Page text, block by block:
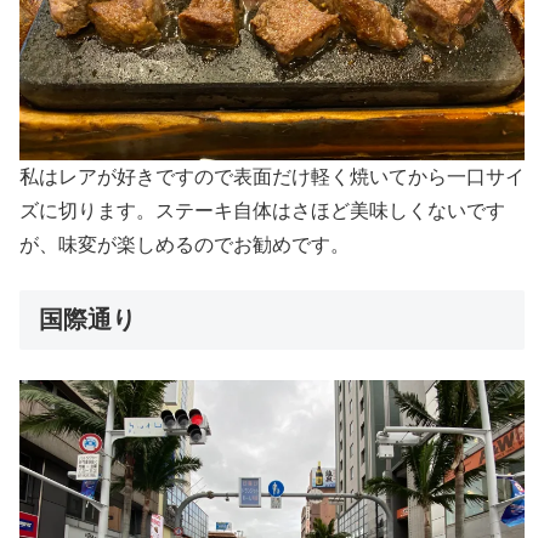
私はレアが好きですので表面だけ軽く焼いてから一口サイ
ズに切ります。ステーキ自体はさほど美味しくないです
が、味変が楽しめるのでお勧めです。
国際通り